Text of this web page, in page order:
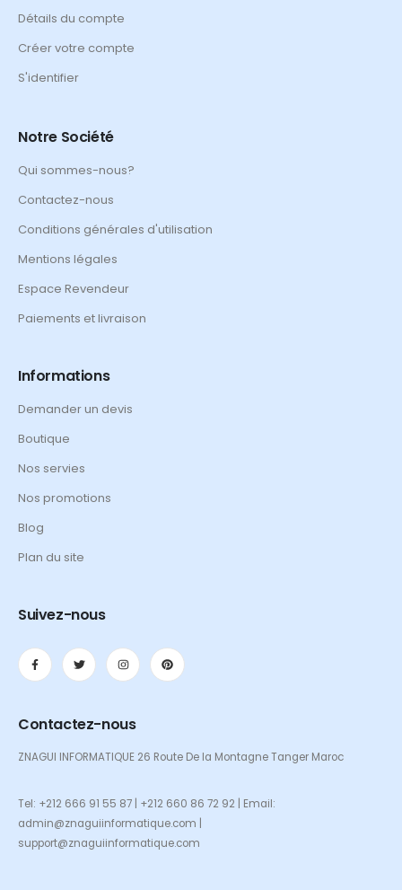
Détails du compte
Créer votre compte
S'identifier
Notre Société
Qui sommes-nous?
Contactez-nous
Conditions générales d'utilisation
Mentions légales
Espace Revendeur
Paiements et livraison
Informations
Demander un devis
Boutique
Nos servies
Nos promotions
Blog
Plan du site
Suivez-nous
Contactez-nous
ZNAGUI INFORMATIQUE 26 Route De la Montagne Tanger Maroc
Tel: +212 666 91 55 87 | +212 660 86 72 92 | Email:
admin@znaguiinformatique.com |
support@znaguiinformatique.com